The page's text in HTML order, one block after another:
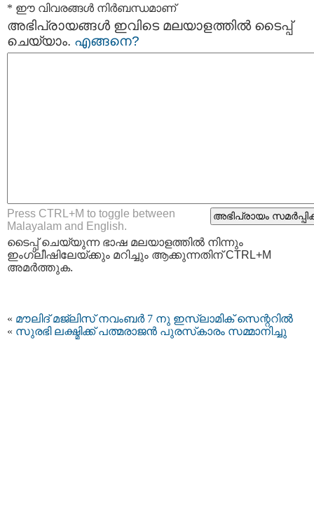
* ഈ വിവരങ്ങള്‍ നിര്‍ബന്ധമാണ്
അഭിപ്രായങ്ങള്‍ ഇവിടെ മലയാളത്തില്‍ ടൈപ്പ്
ചെയ്യാം. എങ്ങനെ?
Press CTRL+M to toggle between
Malayalam and English.
ടൈപ്പ്‌ ചെയ്യുന്ന ഭാഷ മലയാളത്തില്‍ നിന്നും
ഇംഗ്ലീഷിലേയ്ക്കും മറിച്ചും ആക്കുന്നതിന് CTRL+M
അമര്‍ത്തുക.
« മൗലിദ് മജ്‌ലിസ് നവംബർ 7 നു ഇസ്‌ലാമിക് സെന്ററിൽ
« സുരഭി ലക്ഷ്മിക്ക് പത്മരാജൻ പുരസ്‌കാരം സമ്മാനിച്ചു